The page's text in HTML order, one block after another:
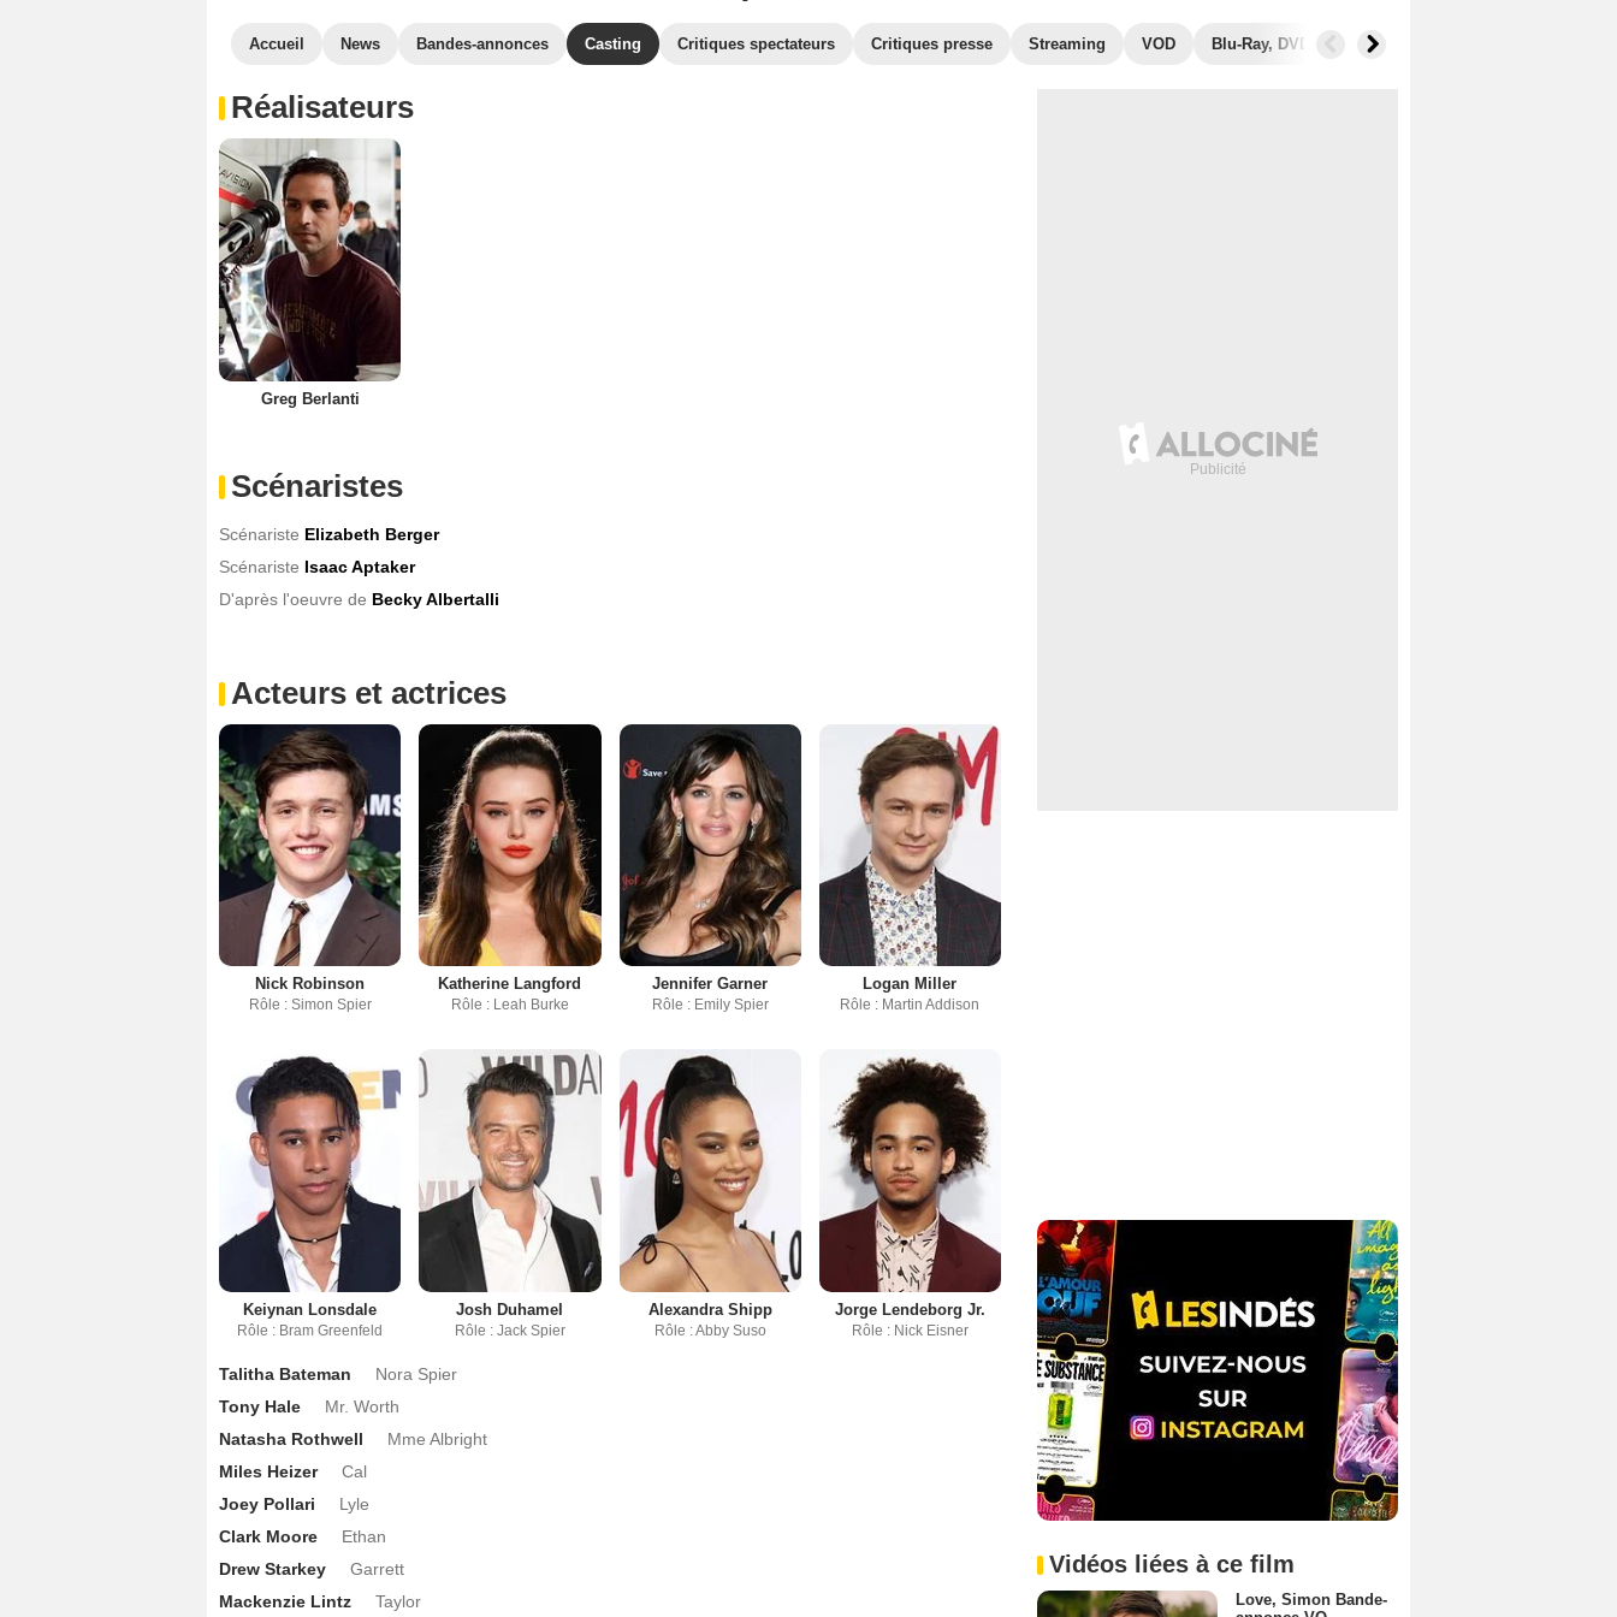
Accueil News Bandes-annonces Casting Critiques spectateurs Critiques presse Streaming VOD Blu-Ray, DVD Photos
Réalisateurs
Greg Berlanti
Scénaristes
Scénariste Elizabeth Berger
Scénariste Isaac Aptaker
D'après l'oeuvre de Becky Albertalli
Acteurs et actrices
Nick Robinson
Rôle : Simon Spier
Katherine Langford
Rôle : Leah Burke
Jennifer Garner
Rôle : Emily Spier
Logan Miller
Rôle : Martin Addison
Keiynan Lonsdale
Rôle : Bram Greenfeld
Josh Duhamel
Rôle : Jack Spier
Alexandra Shipp
Rôle : Abby Suso
Jorge Lendeborg Jr.
Rôle : Nick Eisner
Talitha Bateman
Nora Spier
Tony Hale
Mr. Worth
Natasha Rothwell
Mme Albright
Miles Heizer
Cal
Joey Pollari
Lyle
Clark Moore
Ethan
Drew Starkey
Garrett
Mackenzie Lintz
Taylor
Vidéos liées à ce film
Love, Simon Bande-